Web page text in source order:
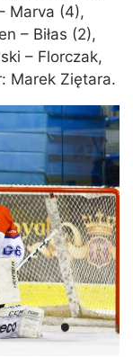
Marva (4),
– Biłas (2),
– Florczak,
Marek Ziętara.